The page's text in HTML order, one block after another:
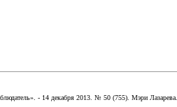
- 14 декабря 2013. № 50 (755). Мэри Лазарева.